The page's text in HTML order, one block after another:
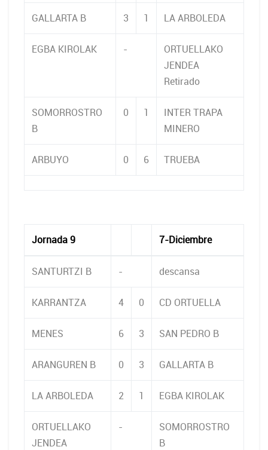
GALLARTA B 3 1 LA ARBOLEDA
EGBA KIROLAK -
ORTUELLAKO
JENDEA
Retirado
SOMORROSTRO
B
0 1
INTER TRAPA
MINERO
ARBUYO 0 6 TRUEBA
Jornada 9 7-Diciembre
SANTURTZI B - descansa
KARRANTZA 4 0 CD ORTUELLA
MENES 6 3 SAN PEDRO B
ARANGUREN B 0 3 GALLARTA B
LA ARBOLEDA 2 1 EGBA KIROLAK
ORTUELLAKO
JENDEA
-
SOMORROSTRO
B